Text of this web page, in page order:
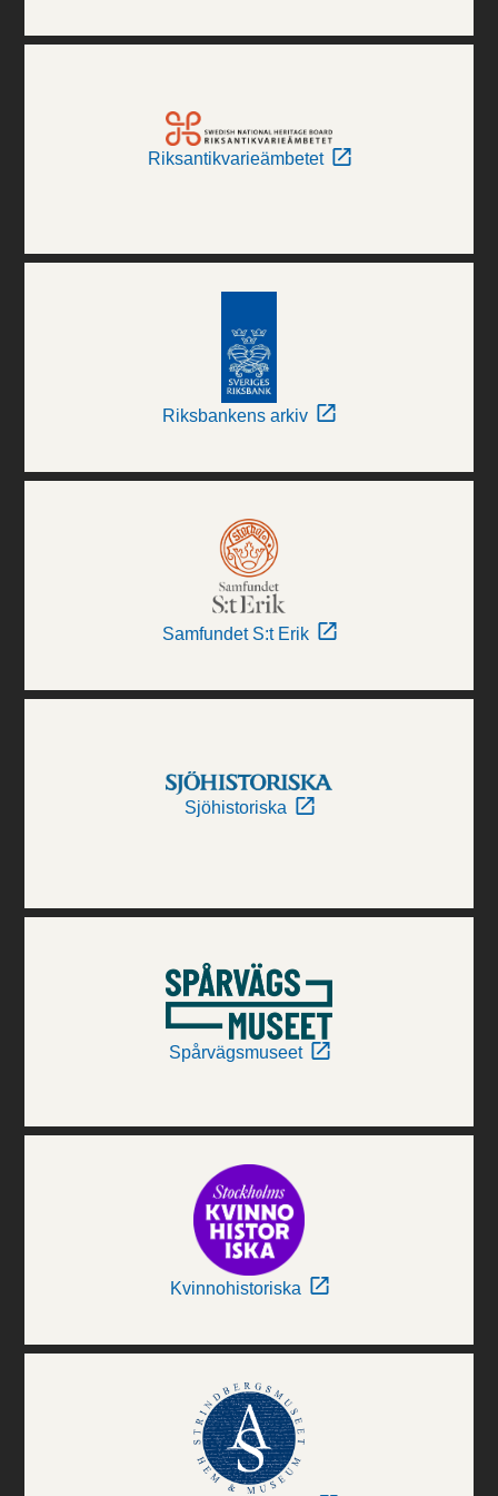
Riksantikvarieämbetet
Riksbankens arkiv
Samfundet S:t Erik
Sjöhistoriska
Spårvägsmuseet
Kvinnohistoriska